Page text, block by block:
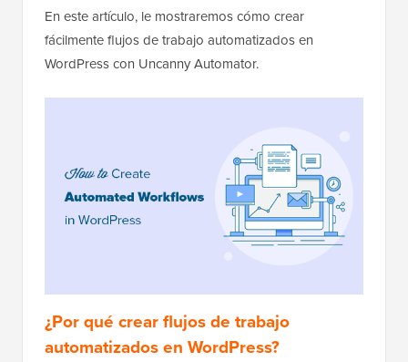
En este artículo, le mostraremos cómo crear
fácilmente flujos de trabajo automatizados en
WordPress con Uncanny Automator.
¿Por qué crear flujos de trabajo
automatizados en WordPress?